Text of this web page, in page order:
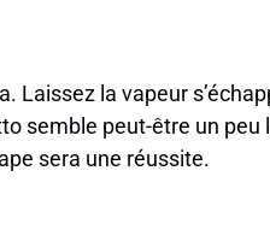
Laissez la vapeur
semble peut-être un peu
sera une réussite.